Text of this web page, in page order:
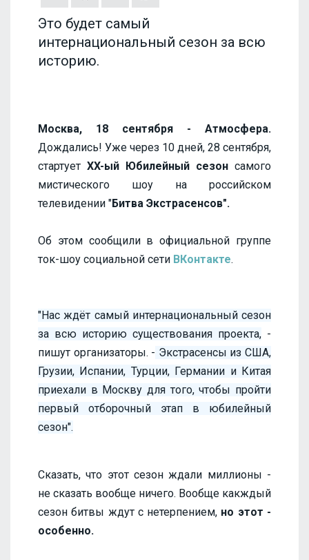
Это будет самый
интернациональный сезон за всю
историю.
Москва, 18 сентября - Атмосфера.
Дождались! Уже через 10 дней, 28 сентября,
стартует XX-ый Юбилейный сезон самого
мистического шоу на российском
телевидении "Битва Экстрасенсов".
Об этом сообщили в официальной группе
ток-шоу социальной сети ВКонтакте.
"Нас ждёт самый интернациональный сезон
за всю историю существования проекта, -
пишут организаторы. - Экстрасенсы из США,
Грузии, Испании, Турции, Германии и Китая
приехали в Москву для того, чтобы пройти
первый отборочный этап в юбилейный
сезон".
Сказать, что этот сезон ждали миллионы -
не сказать вообще ничего. Вообще какждый
сезон битвы ждут с нетерпением, но этот -
особенно.